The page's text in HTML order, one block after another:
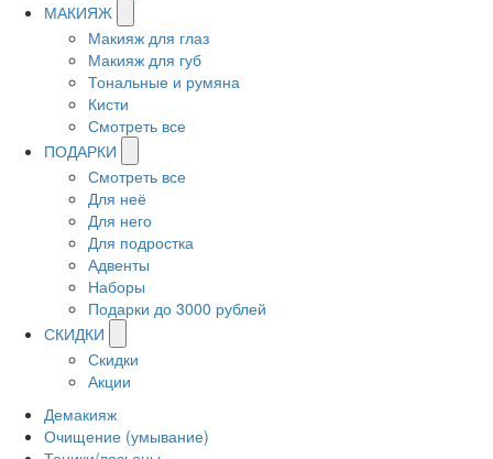
МАКИЯЖ
Макияж для глаз
Макияж для губ
Тональные и румяна
Кисти
Смотреть все
ПОДАРКИ
Смотреть все
Для неё
Для него
Для подростка
Адвенты
Наборы
Подарки до 3000 рублей
СКИДКИ
Скидки
Акции
Демакияж
Очищение (умывание)